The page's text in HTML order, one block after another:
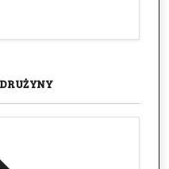
DRUŻYNY